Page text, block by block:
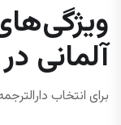
آلمانی
برای انتخاب